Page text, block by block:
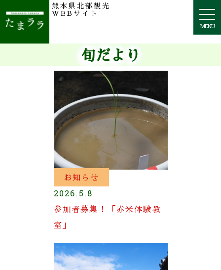
MENU
熊本県北部観光
WEBサイト
旬だより
お知らせ
2026.5.8
参加者募集！「赤米体験教
室」